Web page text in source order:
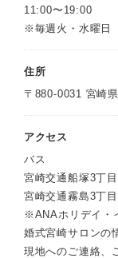
11:00〜19:00
※毎週火・水曜日
住所
〒880-0031 宮崎
アクセス
バス
宮崎交通船塚3丁
宮崎交通霧島3丁
※ANAホリデイ・
婚式宮崎サロンの
現地へのご連絡、